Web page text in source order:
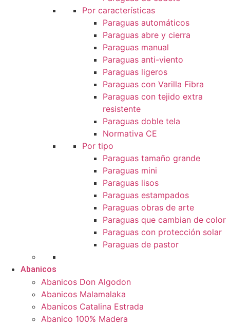
Por características
Paraguas automáticos
Paraguas abre y cierra
Paraguas manual
Paraguas anti-viento
Paraguas ligeros
Paraguas con Varilla Fibra
Paraguas con tejido extra
resistente
Paraguas doble tela
Normativa CE
Por tipo
Paraguas tamaño grande
Paraguas mini
Paraguas lisos
Paraguas estampados
Paraguas obras de arte
Paraguas que cambian de color
Paraguas con protección solar
Paraguas de pastor
Abanicos
Abanicos Don Algodon
Abanicos Malamalaka
Abanicos Catalina Estrada
Abanico 100% Madera